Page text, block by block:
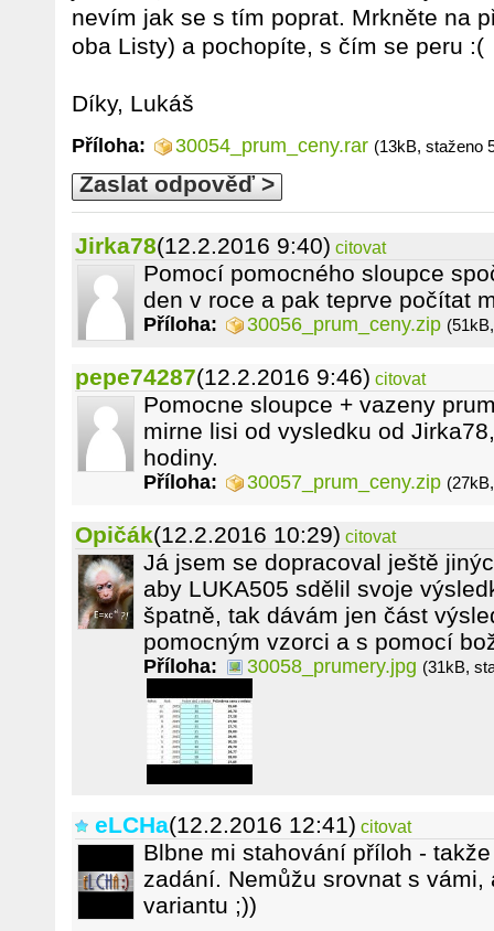
nevím jak se s tím poprat. Mrkněte na
oba Listy) a pochopíte, s čím se peru :(
Díky, Lukáš
Příloha: 30054_prum_ceny.rar (13kB, staženo
Zaslat odpověď >
Jirka78(12.2.2016 9:40) citovat
Pomocí pomocného sloupce
den v roce a pak teprve počítat
Příloha: 30056_prum_ceny.zip
pepe74287(12.2.2016 9:46) citovat
Pomocne sloupce + vazeny
mirne lisi od vysledku od
hodiny.
Příloha: 30057_prum_ceny.zip
Opičák(12.2.2016 10:29) citovat
Já jsem se dopracoval ještě
aby LUKA505 sdělil svoje
špatně, tak dávám jen část
pomocným vzorci a s pomocí
Příloha: 30058_prumery.jpg (31kB,
eLCHa(12.2.2016 12:41) citovat
Blbne mi stahování příloh -
zadání. Nemůžu srovnat s vámi,
variantu ;))